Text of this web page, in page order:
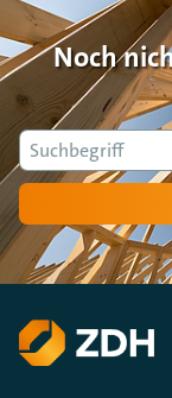
Noch
Suche